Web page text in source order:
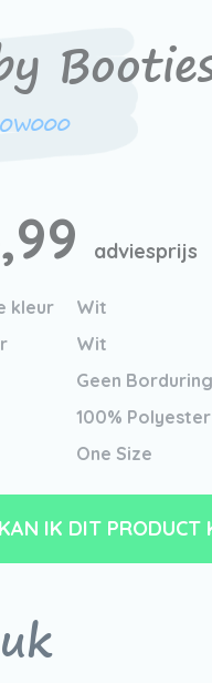
adviesprijs
kleur
Wit
Wit
Geen
100% Polyester
One Size
IK DIT PRODUCT